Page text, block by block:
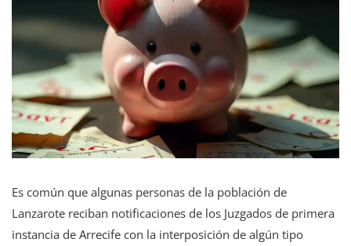
Es común que algunas personas de la población de
Lanzarote reciban notificaciones de los Juzgados de primera
instancia de Arrecife con la interposición de algún tipo